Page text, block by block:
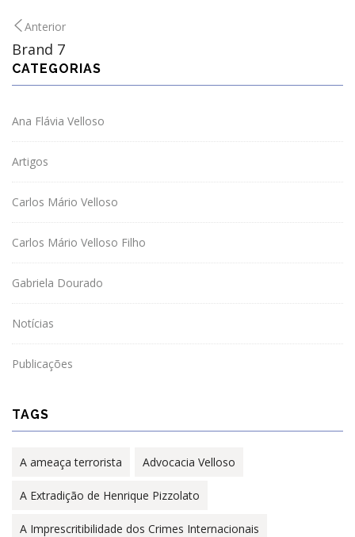
Anterior
Brand 7
CATEGORIAS
Ana Flávia Velloso
Artigos
Carlos Mário Velloso
Carlos Mário Velloso Filho
Gabriela Dourado
Notícias
Publicações
TAGS
A ameaça terrorista Advocacia Velloso
A Extradição de Henrique Pizzolato
A Imprescritibilidade dos Crimes Internacionais